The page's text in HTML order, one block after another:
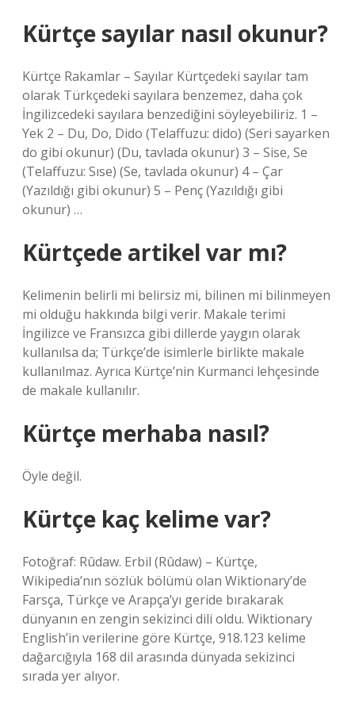
Kürtçe sayılar nasıl okunur?
Kürtçe Rakamlar – Sayılar Kürtçedeki sayılar tam
olarak Türkçedeki sayılara benzemez, daha çok
İngilizcedeki sayılara benzediğini söyleyebiliriz. 1 –
Yek 2 – Du, Do, Dido (Telaffuzu: dido) (Seri sayarken
do gibi okunur) (Du, tavlada okunur) 3 – Sise, Se
(Telaffuzu: Sıse) (Se, tavlada okunur) 4 – Çar
(Yazıldığı gibi okunur) 5 – Penç (Yazıldığı gibi
okunur) …
Kürtçede artikel var mı?
Kelimenin belirli mi belirsiz mi, bilinen mi bilinmeyen
mi olduğu hakkında bilgi verir. Makale terimi
İngilizce ve Fransızca gibi dillerde yaygın olarak
kullanılsa da; Türkçe’de isimlerle birlikte makale
kullanılmaz. Ayrıca Kürtçe’nin Kurmanci lehçesinde
de makale kullanılır.
Kürtçe merhaba nasıl?
Öyle değil.
Kürtçe kaç kelime var?
Fotoğraf: Rûdaw. Erbil (Rûdaw) – Kürtçe,
Wikipedia’nın sözlük bölümü olan Wiktionary’de
Farsça, Türkçe ve Arapça’yı geride bırakarak
dünyanın en zengin sekizinci dili oldu. Wiktionary
English’in verilerine göre Kürtçe, 918.123 kelime
dağarcığıyla 168 dil arasında dünyada sekizinci
sırada yer alıyor.